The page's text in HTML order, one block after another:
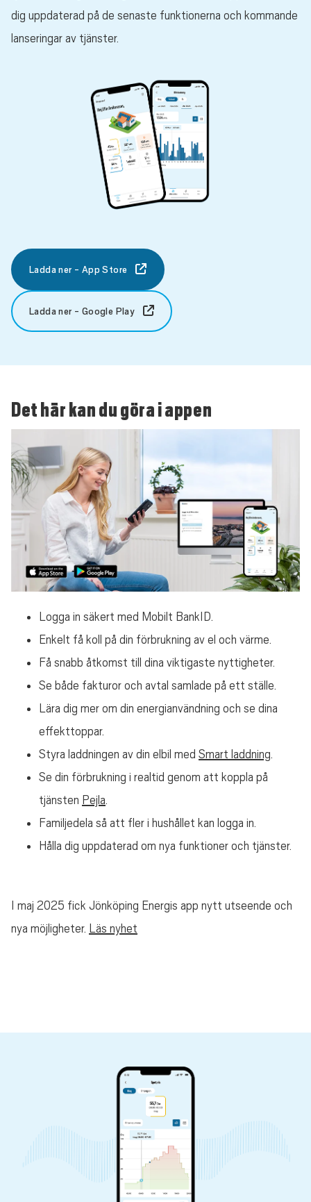
dig uppdaterad på de senaste funktionerna och kommande
lanseringar av tjänster.
Ladda ner - App Store
Ladda ner - Google Play
Det här kan du göra i appen
Logga in säkert med Mobilt BankID.
Enkelt få koll på din förbrukning av el och värme.
Få snabb åtkomst till dina viktigaste nyttigheter.
Se både fakturor och avtal samlade på ett ställe.
Lära dig mer om din energianvändning och se dina
effekttoppar.
Styra laddningen av din elbil med Smart laddning.
Se din förbrukning i realtid genom att koppla på
tjänsten Pejla.
Familjedela så att fler i hushållet kan logga in.
Hålla dig uppdaterad om nya funktioner och tjänster.
I maj 2025 fick Jönköping Energis app nytt utseende och
nya möjligheter. Läs nyhet